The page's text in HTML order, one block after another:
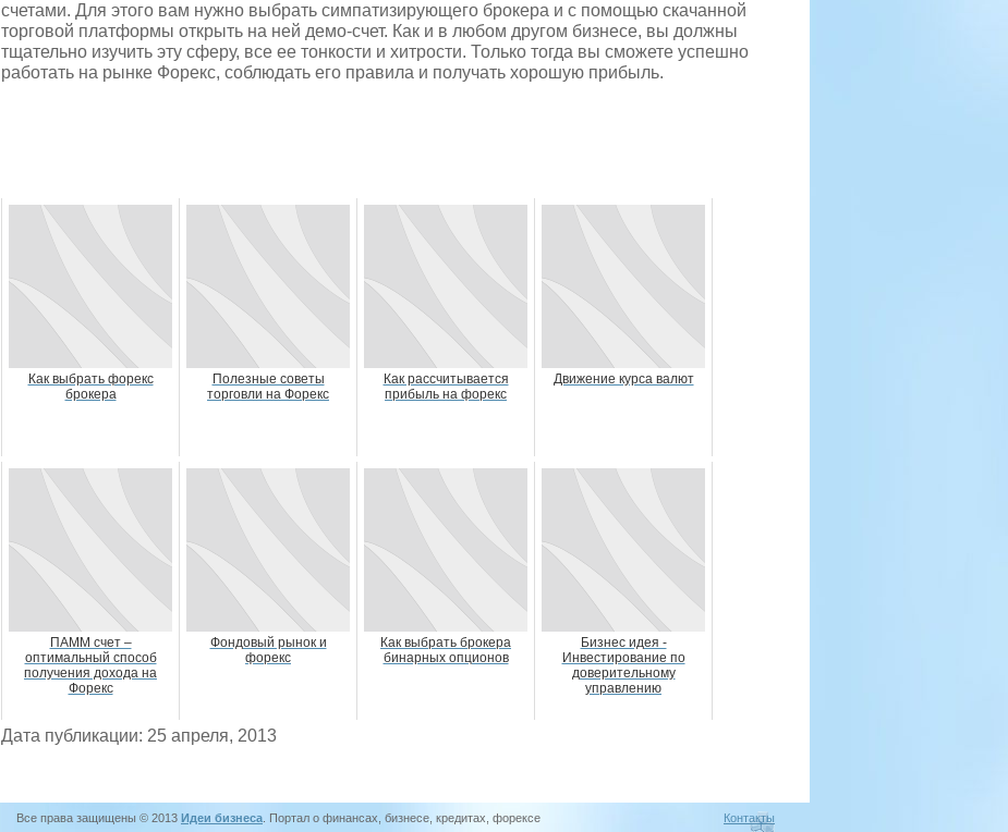
счетами. Для этого вам нужно выбрать симпатизирующего брокера и с помощью скачанной
торговой платформы открыть на ней демо-счет. Как и в любом другом бизнесе, вы должны
тщательно изучить эту сферу, все ее тонкости и хитрости. Только тогда вы сможете успешно
работать на рынке Форекс, соблюдать его правила и получать хорошую прибыль.
Как выбрать форекс
брокера
Полезные советы
торговли на Форекс
Как рассчитывается
прибыль на форекс
Движение курса валют
ПАММ счет –
оптимальный способ
получения дохода на
Форекс
Фондовый рынок и
форекс
Как выбрать брокера
бинарных опционов
Бизнес идея -
Инвестирование по
доверительному
управлению
Дата публикации: 25 апреля, 2013
Все права защищены © 2013 Идеи бизнеса . Портал о финансах, бизнесе, кредитах, форексе Контакты